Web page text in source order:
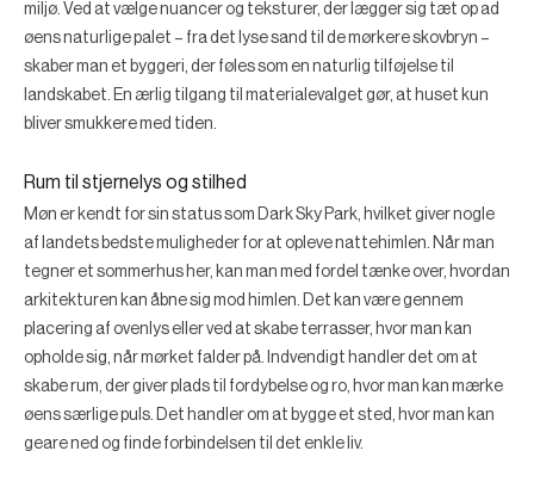
miljø. Ved at vælge nuancer og teksturer, der lægger sig tæt op ad
øens naturlige palet – fra det lyse sand til de mørkere skovbryn –
skaber man et byggeri, der føles som en naturlig tilføjelse til
landskabet. En ærlig tilgang til materialevalget gør, at huset kun
bliver smukkere med tiden.
Rum til stjernelys og stilhed
Møn er kendt for sin status som Dark Sky Park, hvilket giver nogle
af landets bedste muligheder for at opleve nattehimlen. Når man
tegner et sommerhus her, kan man med fordel tænke over, hvordan
arkitekturen kan åbne sig mod himlen. Det kan være gennem
placering af ovenlys eller ved at skabe terrasser, hvor man kan
opholde sig, når mørket falder på. Indvendigt handler det om at
skabe rum, der giver plads til fordybelse og ro, hvor man kan mærke
øens særlige puls. Det handler om at bygge et sted, hvor man kan
geare ned og finde forbindelsen til det enkle liv.